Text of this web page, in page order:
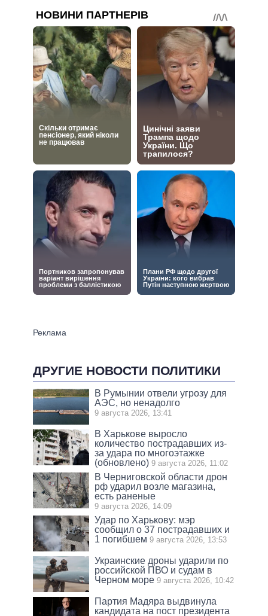
ДРУГИЕ НОВОСТИ ПОЛИТИКИ
В Румынии отвели угрозу для
АЭС, но ненадолго
9 августа 2026, 13:41
В Харькове выросло
количество пострадавших из-
за удара по многоэтажке
(обновлено) 9 августа 2026, 11:02
В Черниговской области дрон
рф ударил возле магазина,
есть раненые
9 августа 2026, 14:09
Удар по Харькову: мэр
сообщил о 37 пострадавших и
1 погибшем 9 августа 2026, 13:53
Украинские дроны ударили по
российской ПВО и судам в
Черном море 9 августа 2026, 10:42
Партия Мадяра выдвинула
кандидата на пост президента